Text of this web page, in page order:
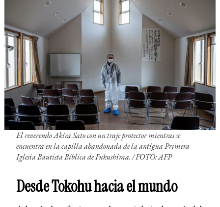
El reverendo Akira Sato con un traje protector mientras se
encuentra en la capilla abandonada de la antigua Primera
Iglesia Bautista Bíblica de Fukushima./ FOTO: AFP
Desde Tokohu hacia el mundo